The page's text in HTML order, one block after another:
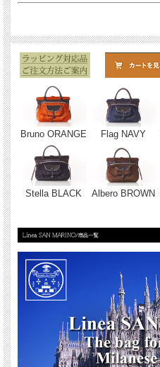
Bruno ORANGE Flag NAVY
Stella BLACK Albero BROWN